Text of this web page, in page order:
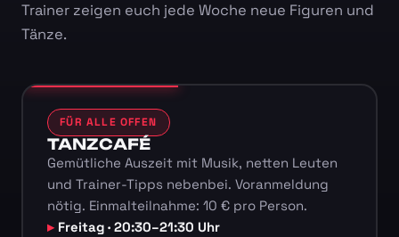
Trainer zeigen euch jede Woche neue Figuren und
Tänze.
FÜR ALLE OFFEN
TANZCAFÉ
Gemütliche Auszeit mit Musik, netten Leuten
und Trainer-Tipps nebenbei. Voranmeldung
nötig. Einmalteilnahme: 10 € pro Person.
Freitag · 20:30–21:30 Uhr